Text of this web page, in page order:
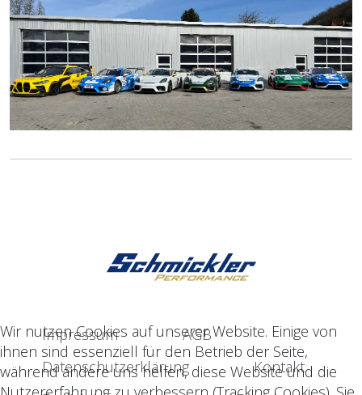
Impressum
AGB
Datenschutzerklärung
Kontakt
Wir nutzen Cookies auf unserer Website. Einige von
ihnen sind essenziell für den Betrieb der Seite,
während andere uns helfen, diese Website und die